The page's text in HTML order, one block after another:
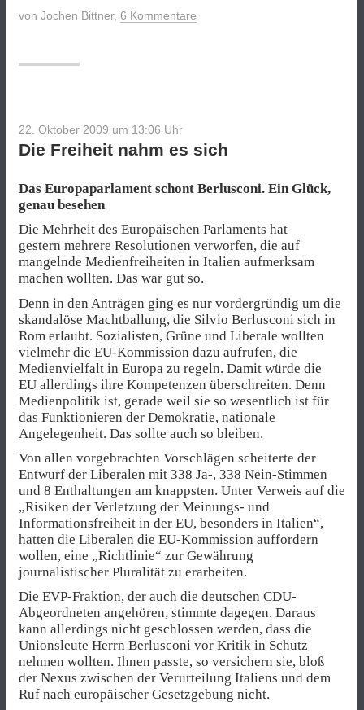
von Jochen Bittner, 6 Kommentare
22. Oktober 2009 um 13:06 Uhr
Die Freiheit nahm es sich
Das Europaparlament schont Berlusconi. Ein Glück,
genau besehen
Die Mehrheit des Europäischen Parlaments hat
gestern mehrere Resolutionen verworfen, die auf
mangelnde Medienfreiheiten in Italien aufmerksam
machen wollten. Das war gut so.
Denn in den Anträgen ging es nur vordergründig um die
skandalöse Machtballung, die Silvio Berlusconi sich in
Rom erlaubt. Sozialisten, Grüne und Liberale wollten
vielmehr die EU-Kommission dazu aufrufen, die
Medienvielfalt in Europa zu regeln. Damit würde die
EU allerdings ihre Kompetenzen überschreiten. Denn
Medienpolitik ist, gerade weil sie so wesentlich ist für
das Funktionieren der Demokratie, nationale
Angelegenheit. Das sollte auch so bleiben.
Von allen vorgebrachten Vorschlägen scheiterte der
Entwurf der Liberalen mit 338 Ja-, 338 Nein-Stimmen
und 8 Enthaltungen am knappsten. Unter Verweis auf die
„Risiken der Verletzung der Meinungs- und
Informationsfreiheit in der EU, besonders in Italien“,
hatten die Liberalen die EU-Kommission auffordern
wollen, eine „Richtlinie“ zur Gewährung
journalistischer Pluralität zu erarbeiten.
Die EVP-Fraktion, der auch die deutschen CDU-
Abgeordneten angehören, stimmte dagegen. Daraus
kann allerdings nicht geschlossen werden, dass die
Unionsleute Herrn Berlusconi vor Kritik in Schutz
nehmen wollten. Ihnen passte, so versichern sie, bloß
der Nexus zwischen der Verurteilung Italiens und dem
Ruf nach europäischer Gesetzgebung nicht.